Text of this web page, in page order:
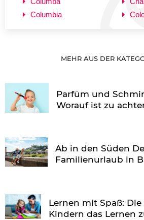
Columbia
MEHR AUS DER
Parfüm und
Worauf ist zu
Ab in den Süden
Familienurlaub in
Lernen mit Spaß:
Kindern das Lernen